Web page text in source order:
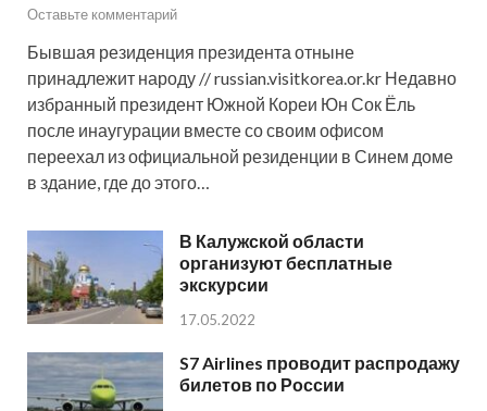
Оставьте комментарий
Бывшая резиденция президента отныне
принадлежит народу // russian.visitkorea.or.kr Недавно
избранный президент Южной Кореи Юн Сок Ёль
после инаугурации вместе со своим офисом
переехал из официальной резиденции в Синем доме
в здание, где до этого…
В Калужской области
организуют бесплатные
экскурсии
17.05.2022
S7 Airlines проводит распродажу
билетов по России